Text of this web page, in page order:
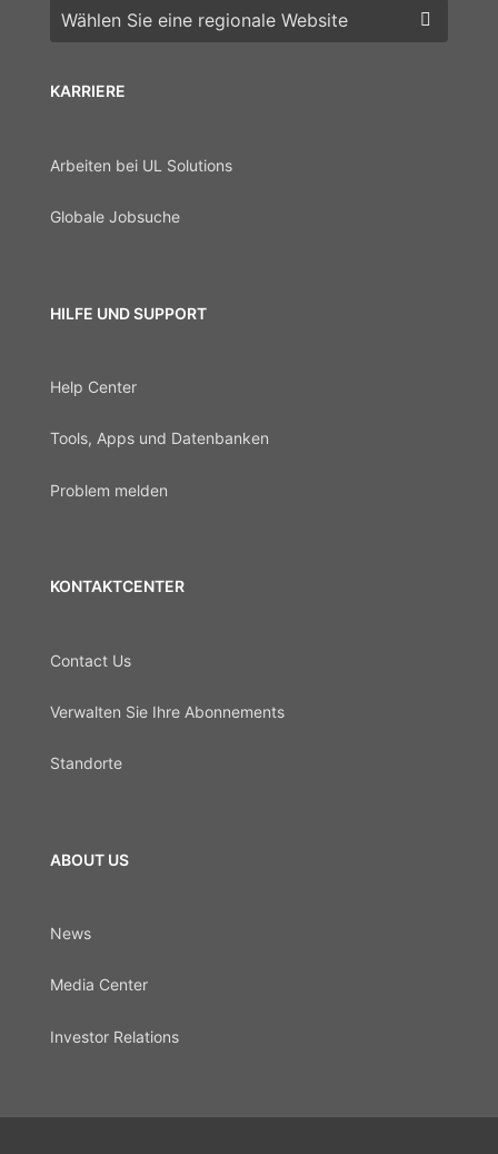
KARRIERE
Arbeiten bei UL Solutions
Globale Jobsuche
HILFE UND SUPPORT
Help Center
Tools, Apps und Datenbanken
Problem melden
KONTAKTCENTER
Contact Us
Verwalten Sie Ihre Abonnements
Standorte
ABOUT US
News
Media Center
Investor Relations
Wählen Sie eine Region